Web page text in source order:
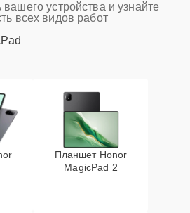
устройства и узнайте
всех видов работ
Планшет Honor
MagicPad 2